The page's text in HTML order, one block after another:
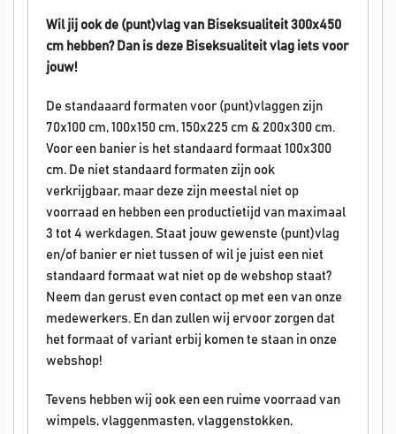
Wil jij ook de (punt)vlag van Biseksualiteit 300x450
cm hebben? Dan is deze Biseksualiteit vlag iets voor
jouw!
De standaaard formaten voor (punt)vlaggen zijn
70x100 cm, 100x150 cm, 150x225 cm & 200x300 cm.
Voor een banier is het standaard formaat 100x300
cm. De niet standaard formaten zijn ook
verkrijgbaar, maar deze zijn meestal niet op
voorraad en hebben een productietijd van maximaal
3 tot 4 werkdagen. Staat jouw gewenste (punt)vlag
en/of banier er niet tussen of wil je juist een niet
standaard formaat wat niet op de webshop staat?
Neem dan gerust even contact op met een van onze
medewerkers. En dan zullen wij ervoor zorgen dat
het formaat of variant erbij komen te staan in onze
webshop!
Tevens hebben wij ook een een ruime voorraad van
wimpels, vlaggenmasten, vlaggenstokken,